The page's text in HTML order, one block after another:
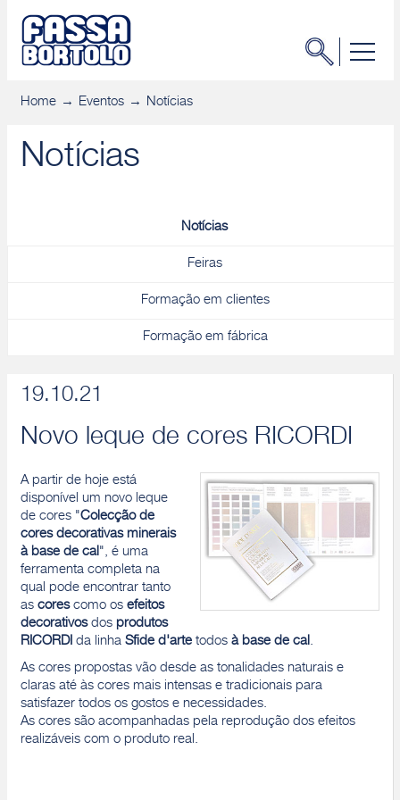
Home Eventos Notícias
Notícias
Notícias
Feiras
Formação em clientes
Formação em fábrica
19.10.21
Novo leque de cores RICORDI
A partir de hoje está
disponível um novo leque
de cores "Colecção de
cores decorativas minerais
à base de cal", é uma
ferramenta completa na
qual pode encontrar tanto
as corescomo os efeitos
decorativosdos produtos
RICORDIda linha Sfide d'arte todos à base de cal.
As cores propostas vão desde as tonalidades naturais e
claras até às cores mais intensas e tradicionais para
satisfazer todos os gostos e necessidades.
As cores são acompanhadas pela reprodução dos efeitos
realizáveis com o produto real.